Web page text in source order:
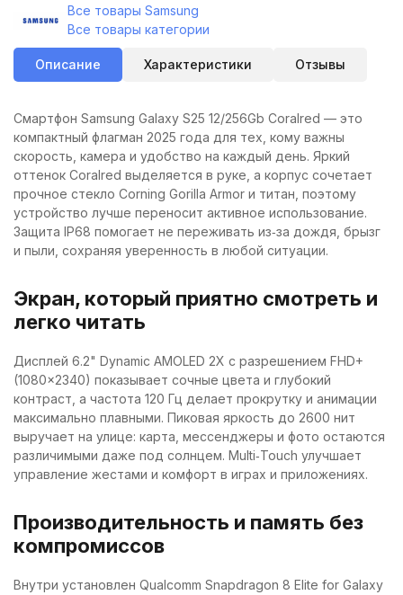
Все товары Samsung
Все товары категории
Описание Характеристики Отзывы
Смартфон Samsung Galaxy S25 12/256Gb Coralred — это
компактный флагман 2025 года для тех, кому важны
скорость, камера и удобство на каждый день. Яркий
оттенок Coralred выделяется в руке, а корпус сочетает
прочное стекло Corning Gorilla Armor и титан, поэтому
устройство лучше переносит активное использование.
Защита IP68 помогает не переживать из‑за дождя, брызг
и пыли, сохраняя уверенность в любой ситуации.
Экран, который приятно смотреть и
легко читать
Дисплей 6.2" Dynamic AMOLED 2X с разрешением FHD+
(1080×2340) показывает сочные цвета и глубокий
контраст, а частота 120 Гц делает прокрутку и анимации
максимально плавными. Пиковая яркость до 2600 нит
выручает на улице: карта, мессенджеры и фото остаются
различимыми даже под солнцем. Multi‑Touch улучшает
управление жестами и комфорт в играх и приложениях.
Производительность и память без
компромиссов
Внутри установлен Qualcomm Snapdragon 8 Elite for Galaxy